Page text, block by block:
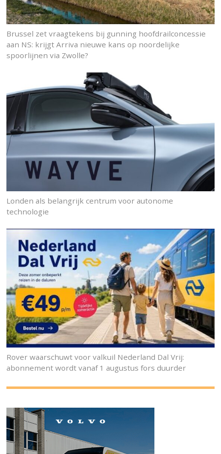
Brussel zet vraagtekens bij gunning hoofdrailconcessie
aan NS: krijgt Arriva nieuwe kans op noordelijke
spoorlijnen via Zwolle?
Londen als belangrijk centrum voor autonome
technologie
Rover waarschuwt voor valkuil Nederland Dal Vrij:
abonnement wordt vanaf 1 augustus fors duurder